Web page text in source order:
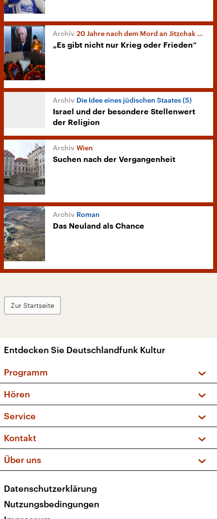
20 Jahre nach dem Mord an Jitzchak Rabin
„Es gibt nicht nur Krieg oder Frieden“
Die Idee eines jüdischen Staates (5)
Israel und der besondere Stellenwert
der Religion
Wien
Suchen nach der Vergangenheit
Roman
Das Neuland als Chance
Zur Startseite
Entdecken Sie Deutschlandfunk Kultur
Programm
Sendungen und Podcasts
Musikliste
Kakadu – Das Kinderprogramm
Hören
Frequenzen (UKW + DAB+)
Service
FAQ
Apps
Newsletter
Kontakt
Social Media
Über uns
Presse
Karriere
Datenschutzerklärung
Nutzungsbedingungen